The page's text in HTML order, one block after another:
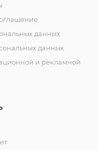
данных
данных
и рекламной